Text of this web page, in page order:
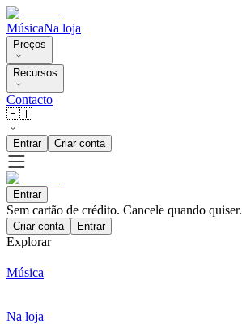
MúsicaNa loja
Preços
Recursos
Contacto
🇵🇹
Entrar Criar conta
Entrar
Sem cartão de crédito. Cancele quando quiser.
Criar conta Entrar
Explorar
Música
Na loja